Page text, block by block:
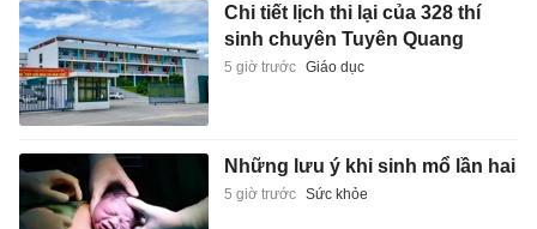
Chi tiết lịch thi lại của 328 thí
sinh chuyên Tuyên Quang
5 giờ trước Giáo dục
Những lưu ý khi sinh mổ lần hai
5 giờ trước Sức khỏe